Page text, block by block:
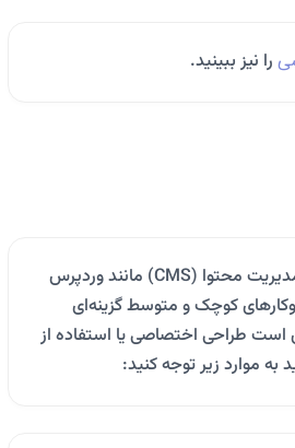
را نیز ببینید.
یکی از تصمیم‌های مهم، انتخاب فناوری مناسب است. استفاده از سیستم‌های مدیریت محتوا (CMS) مانند وردپرس
کوچک و متوسط گزینه‌ای
است طراحی اختصاصی یا استفاده از